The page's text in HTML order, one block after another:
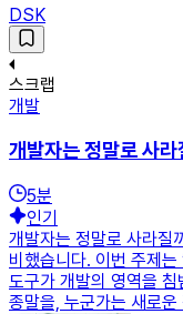
DSK
스크랩
개발
개발자는 정말로 사라
5분
인기
개발자는 정말로 사라질
비했습니다. 이번 주제
도구가 개발의 영역을
종말을, 누군가는 새로